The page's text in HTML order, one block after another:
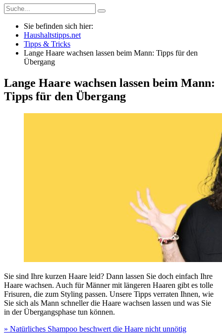
Sie befinden sich hier:
Haushaltstipps.net
Tipps & Tricks
Lange Haare wachsen lassen beim Mann: Tipps für den
Übergang
Lange Haare wachsen lassen beim Mann:
Tipps für den Übergang
Sie sind Ihre kurzen Haare leid? Dann lassen Sie doch einfach Ihre
Haare wachsen. Auch für Männer mit längeren Haaren gibt es tolle
Frisuren, die zum Styling passen. Unsere Tipps verraten Ihnen, wie
Sie sich als Mann schneller die Haare wachsen lassen und was Sie
in der Übergangsphase tun können.
» Natürliches Shampoo beschwert die Haare nicht unnötig